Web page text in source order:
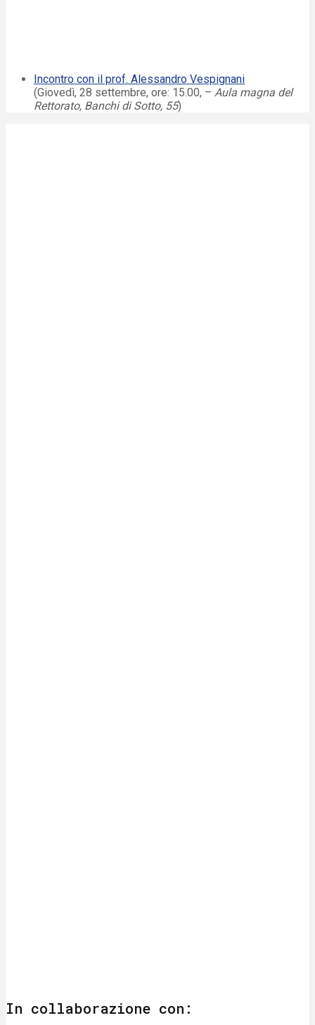
Incontro con il prof. Alessandro Vespignani
(Giovedì, 28 settembre, ore: 15.00, – Aula magna del
Rettorato, Banchi di Sotto, 55)
In collaborazione con: